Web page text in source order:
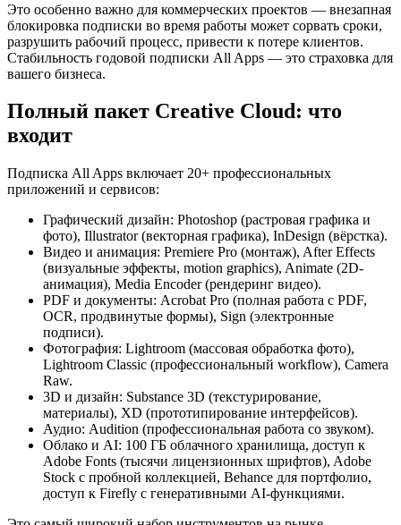
Это особенно важно для коммерческих проектов — внезапная
блокировка подписки во время работы может сорвать сроки,
разрушить рабочий процесс, привести к потере клиентов.
Стабильность годовой подписки All Apps — это страховка для
вашего бизнеса.
Полный пакет Creative Cloud: что
входит
Подписка All Apps включает 20+ профессиональных
приложений и сервисов:
Графический дизайн: Photoshop (растровая графика и
фото), Illustrator (векторная графика), InDesign (вёрстка).
Видео и анимация: Premiere Pro (монтаж), After Effects
(визуальные эффекты, motion graphics), Animate (2D-
анимация), Media Encoder (рендеринг видео).
PDF и документы: Acrobat Pro (полная работа с PDF,
OCR, продвинутые формы), Sign (электронные
подписи).
Фотография: Lightroom (массовая обработка фото),
Lightroom Classic (профессиональный workflow), Camera
Raw.
3D и дизайн: Substance 3D (текстурирование,
материалы), XD (прототипирование интерфейсов).
Аудио: Audition (профессиональная работа со звуком).
Облако и AI: 100 ГБ облачного хранилища, доступ к
Adobe Fonts (тысячи лицензионных шрифтов), Adobe
Stock с пробной коллекцией, Behance для портфолио,
доступ к Firefly с генеративными AI-функциями.